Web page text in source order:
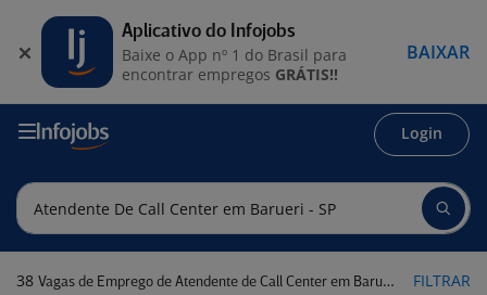
Login
38 Vagas de Emprego de Atendente de Call Center em Barueri - SP FILTRAR
Aplicativo do Infojobs
Baixe o App nº 1 do Brasil para
encontrar empregos GRÁTIS!!
BAIXAR